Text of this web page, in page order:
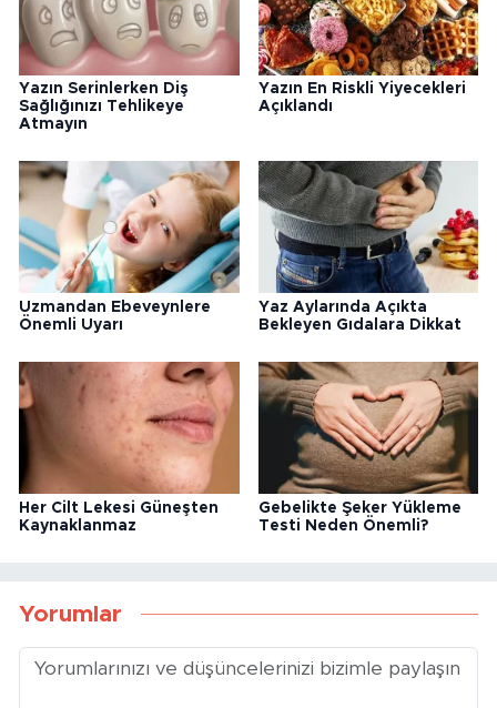
Yazın Serinlerken Diş
Sağlığınızı Tehlikeye
Atmayın
Yazın En Riskli Yiyecekleri
Açıklandı
Uzmandan Ebeveynlere
Önemli Uyarı
Yaz Aylarında Açıkta
Bekleyen Gıdalara Dikkat
Her Cilt Lekesi Güneşten
Kaynaklanmaz
Gebelikte Şeker Yükleme
Testi Neden Önemli?
Yorumlar